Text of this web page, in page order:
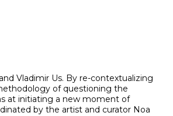
Vladimir Us. By re-contextualizing
of questioning the
at initiating a new moment of
by the artist and curator Noa